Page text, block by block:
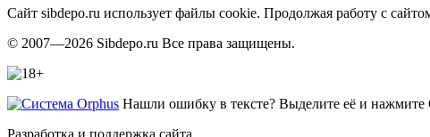
Сайт sibdepo.ru использует файлы cookie. Продолжая работу с
© 2007—2026 Sibdepo.ru Все права защищены.
Нашли ошибку в тексте? Выделите её и нажмите
Разработка и поддержка сайта